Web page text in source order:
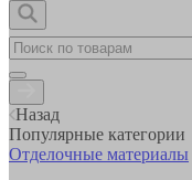
Назад
Популярные категории
Отделочные материалы